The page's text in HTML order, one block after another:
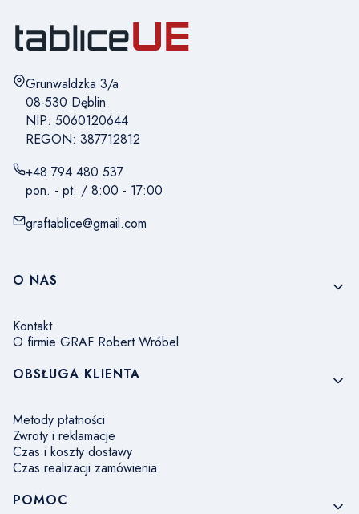
Adres:
Grunwaldzka 3/a
08-530 Dęblin
NIP: 5060120644
REGON: 387712812
+48 794 480 537
pon. - pt. / 8:00 - 17:00
graftablice@gmail.com
Linki w stopce
O NAS
Kontakt
O firmie GRAF Robert Wróbel
OBSŁUGA KLIENTA
Metody płatności
Zwroty i reklamacje
Czas i koszty dostawy
Czas realizacji zamówienia
POMOC